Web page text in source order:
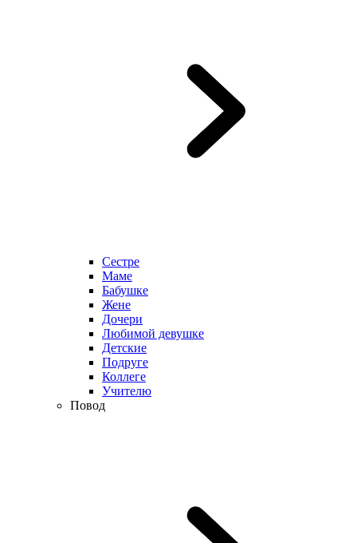
Сестре
Маме
Бабушке
Жене
Дочери
Любимой девушке
Детские
Подруге
Коллеге
Учителю
Повод